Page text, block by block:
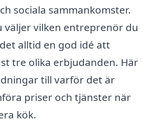
sociala sammankomster.
väljer vilken entreprenör du
alltid en god idé att
tre olika erbjudanden. Här
till varför det är
priser och tjänster när
kök.